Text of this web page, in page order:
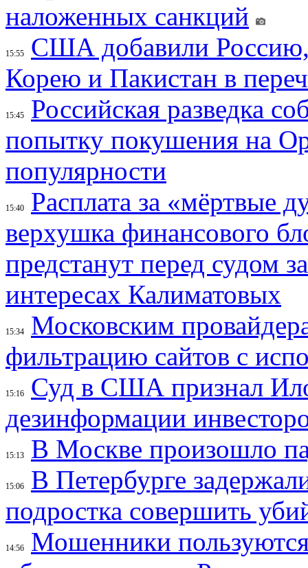
наложенных санкций
15:55
США добавили
Корею и Пакистан в
15:45
Российская разведка
попытку покушения на
популярности
15:40
Расплата за «мёртвые
верхушка финансового
предстанут перед судом
интересах Калиматовых
15:34
Московским
фильтрацию сайтов с
15:16
Суд в США признал
дезинформации
15:13 В Москве произошло
15:06
В Петербурге
подростка совершить
14:56
Мошенники